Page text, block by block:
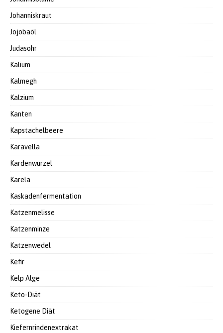
Johanniskraut
Jojobaöl
Judasohr
Kalium
Kalmegh
Kalzium
Kanten
Kapstachelbeere
Karavella
Kardenwurzel
Karela
Kaskadenfermentation
Katzenmelisse
Katzenminze
Katzenwedel
Kefir
Kelp Alge
Keto-Diät
Ketogene Diät
Kiefernrindenextrakat